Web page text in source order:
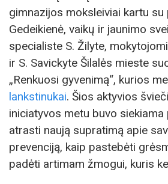
gimnazijos moksleiviai kartu
Gedeikienė, vaikų ir jaunimo
specialiste S. Žilyte,
ir S. Savickyte Šilalės mieste
„Renkuosi gyvenimą“, kurios
lankstinukai. Šios aktyvios
iniciatyvos metu buvo
atrasti naują supratimą apie
prevenciją, kaip pastebėti
padėti artimam žmogui, kuris